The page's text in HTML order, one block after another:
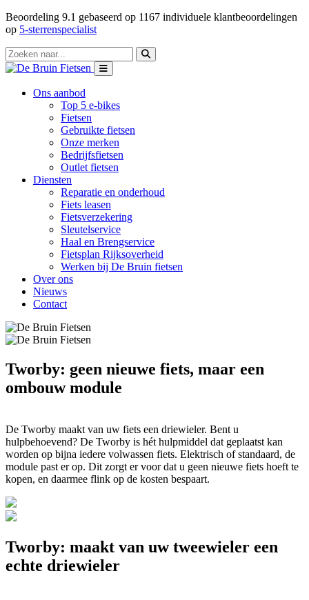
Beoordeling 9.1 gebaseerd op 1167 individuele klantbeoordelingen
op 5-sterrenspecialist
Ons aanbod
Top 5 e-bikes
Fietsen
Gebruikte fietsen
Onze merken
Bedrijfsfietsen
Outlet fietsen
Diensten
Reparatie en onderhoud
Fiets leasen
Fietsverzekering
Sleutelservice
Haal en Brengservice
Fietsplan Rijksoverheid
Werken bij De Bruin fietsen
Over ons
Nieuws
Contact
Tworby: geen nieuwe fiets, maar een
ombouw module
De Tworby maakt van uw fiets een driewieler. Bent u
hulpbehoevend? De Tworby is hét hulpmiddel dat geplaatst kan
worden op bijna iedere volwassen fiets. Elektrisch of standaard, de
module past er op. Dit zorgt er voor dat u geen nieuwe fiets hoeft te
kopen, en daarmee flink op de kosten bespaart.
Tworby: maakt van uw tweewieler een
echte driewieler